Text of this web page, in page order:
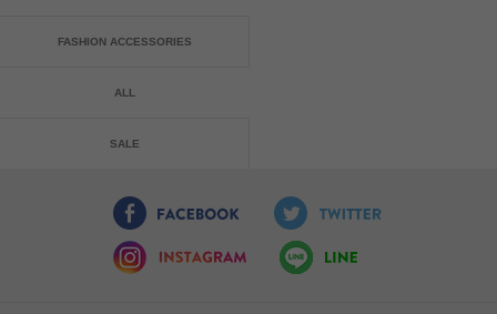
FASHION ACCESSORIES
ALL
SALE